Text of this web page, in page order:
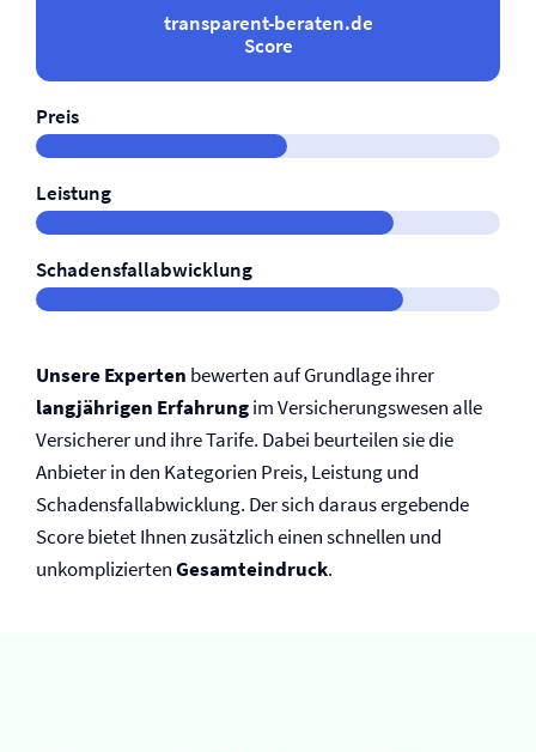
transparent-beraten.de
Score
Preis
Leistung
Schadensfallabwicklung
Unsere Experten bewerten auf Grundlage ihrer
langjährigen Erfahrungim Versicherungswesen alle
Versicherer und ihre Tarife. Dabei beurteilen sie die
Anbieter in den Kategorien Preis, Leistung und
Schadensfallabwicklung. Der sich daraus ergebende
Score bietet Ihnen zusätzlich einen schnellen und
unkompliziertenGesamteindruck.